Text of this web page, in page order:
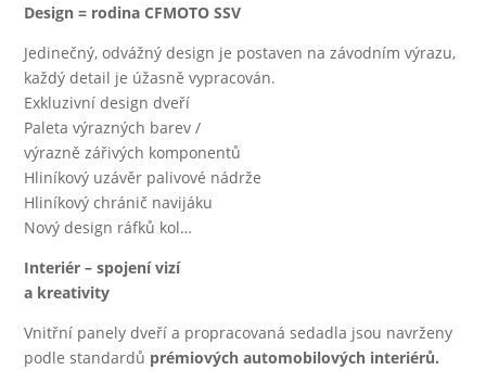
Design = rodina CFMOTO SSV
Jedinečný, odvážný design je postaven na závodním výrazu,
každý detail je úžasně vypracován.
Exkluzivní design dveří
Paleta výrazných barev /
výrazně zářivých komponentů
Hliníkový uzávěr palivové nádrže
Hliníkový chránič navijáku
Nový design ráfků kol…
Interiér – spojení vizí
a kreativity
Vnitřní panely dveří a propracovaná sedadla jsou navrženy
podle standardů prémiových automobilových interiérů.